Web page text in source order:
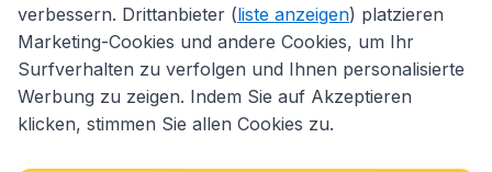
verbessern. Drittanbieter (liste anzeigen) platzieren
Marketing-Cookies und andere Cookies, um Ihr
Surfverhalten zu verfolgen und Ihnen personalisierte
Werbung zu zeigen. Indem Sie auf Akzeptieren
klicken, stimmen Sie allen Cookies zu.